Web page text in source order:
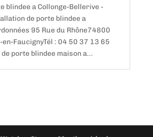
blindee a Collonge-Bellerive -
de porte blindee a
95 Rue du Rhône74800
FaucignyTél : 04 50 37 13 65
porte blindee maison a...